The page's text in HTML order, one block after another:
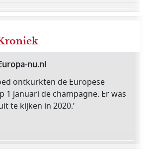
nu.nl
ontkurkten de Europese
1 januari de champagne. Er was
te kijken in 2020.’